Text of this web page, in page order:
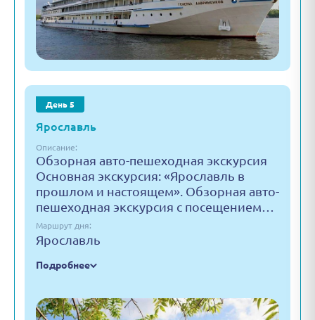
День 5
Ярославль
Описание:
Обзорная авто-пешеходная экскурсия
Основная экскурсия: «Ярославль в
прошлом и настоящем». Обзорная авто-
пешеходная экскурсия с посещением…
Маршрут дня:
Ярославль
Подробнее